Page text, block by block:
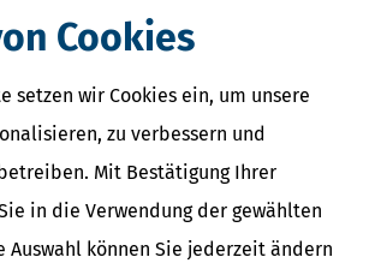
Cookies
setzen wir Cookies ein, um unsere
zu verbessern und
Mit Bestätigung Ihrer
in die Verwendung der gewählten
Auswahl können Sie jederzeit ändern
Lebenspartnerschaften von nicht
die nichteheliche Lebenspartnerschaft
mit der Folge, dass nach dem
länger lebenden Partner nahezu keine
das selbst bei langjährigen
ab11,99 €
Bewertung: